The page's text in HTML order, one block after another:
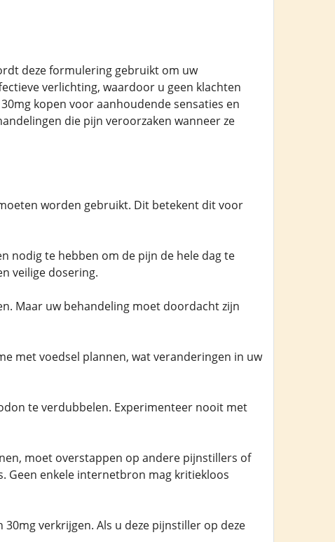
deze formulering gebruikt om uw
verlichting, waardoor u geen klachten
kopen voor aanhoudende sensaties en
die pijn veroorzaken wanneer ze
worden gebruikt. Dit betekent dit voor
nodig te hebben om de pijn de hele dag te
veilige dosering.
Maar uw behandeling moet doordacht zijn
met voedsel plannen, wat veranderingen in uw
te verdubbelen. Experimenteer nooit met
moet overstappen op andere pijnstillers of
Geen enkele internetbron mag kritiekloos
verkrijgen. Als u deze pijnstiller op deze